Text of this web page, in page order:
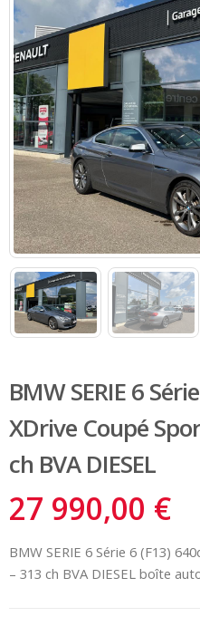
BMW SERIE 6
XDrive Coupé
ch BVA DIESEL
27 990,00 €
BMW SERIE 6 Série 6 (F13)
– 313 ch BVA DIESEL boîte